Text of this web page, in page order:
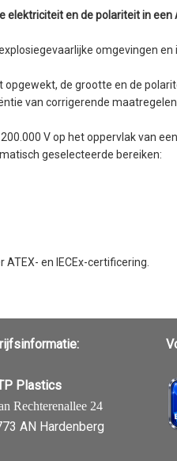
elektriciteit en de polariteit in een
omgevingen
de grootte en de
van corrigerende
V op het oppervlak van
geselecteerde bereiken:
en IECEx-certificering.
Plastics
Rechterenallee 24
AN Hardenberg